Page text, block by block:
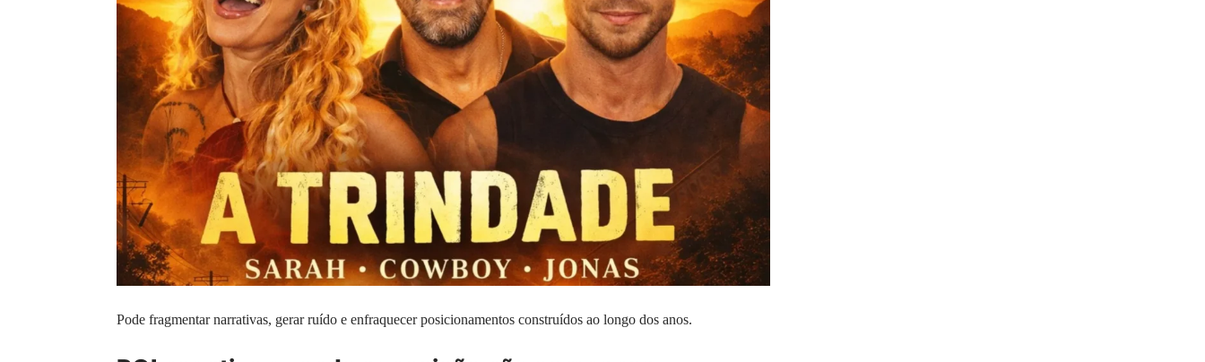
Pode fragmentar narrativas, gerar ruído e enfraquecer posicionamentos construídos ao longo dos anos.